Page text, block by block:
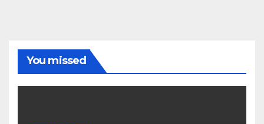
You missed